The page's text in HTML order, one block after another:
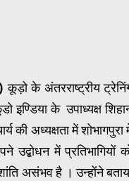
कूड़ो के अंतरराष्ट्रीय
के उपाध्यक्ष
की अध्यक्षता में शोभागपुरा
उद्बोधन में प्रतिभागियों
असंभव है । उन्होंने